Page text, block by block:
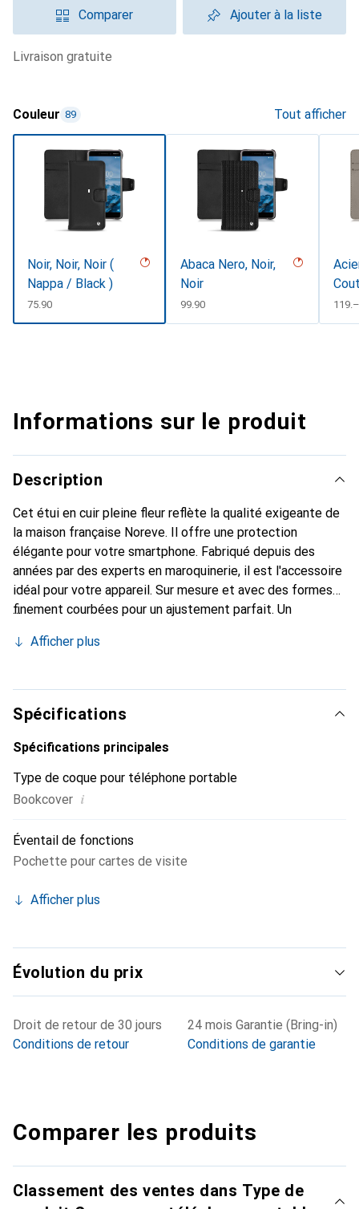
Comparer Ajouter à la liste
livraison gratuite
Couleur 89 Tout afficher
Noir, Noir, Noir (
Nappa / Black )
CHF
75.90
Abaca Nero, Noir,
Noir
CHF
99.90 CHF
119.–
Informations sur le produit
Description
Cet étui en cuir pleine fleur reflète la qualité exigeante de
la maison française Noreve. Il offre une protection
élégante pour votre smartphone. Fabriqué depuis des
années par des experts en maroquinerie, il est l'accessoire
idéal pour votre appareil. Sur mesure et avec des formes
finement courbées pour un ajustement parfait. Un
smartphone. La marque Noreve est reconnue
constitue toujours un excellent choix pour le client
exigeant.
Afficher plus
Spécifications
Spécifications principales
Type de coque pour téléphone portable
Bookcover i
Éventail de fonctions
Pochette pour cartes de visite
Afficher plus
Évolution du prix
Droit de retour de 30 jours
Conditions de retour
24 mois Garantie (Bring-in)
Conditions de garantie
Comparer les produits
Classement des ventes dans Type de